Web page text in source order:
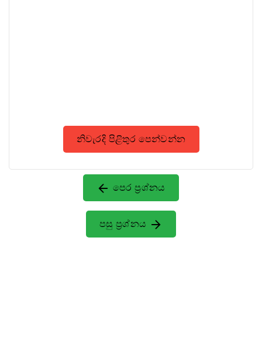
නිවැරදි පිළිතුර පෙන්වන්න
පෙර ප්‍රශ්නය
පසු ප්‍රශ්නය